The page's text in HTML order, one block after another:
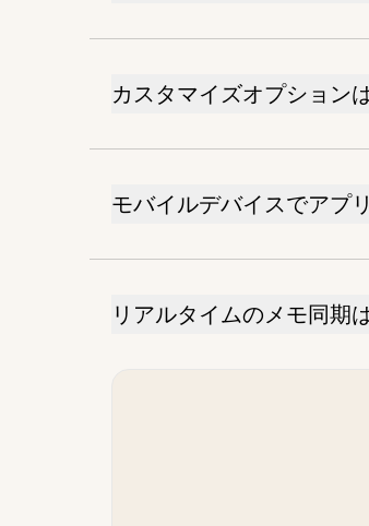
カスタマイズオプション
モバイルデバイスでアプ
リアルタイムのメモ同期